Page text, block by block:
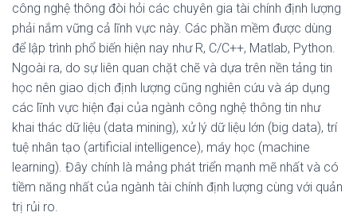
công nghệ thông đòi hỏi các chuyên gia tài chính định lượng
phải nắm vững cả lĩnh vực này. Các phần mềm được dùng
để lập trình phổ biến hiện nay như R, C/C++, Matlab, Python.
Ngoài ra, do sự liên quan chặt chẽ và dựa trên nền tảng tin
học nên giao dịch định lượng cũng nghiên cứu và áp dụng
các lĩnh vực hiện đại của ngành công nghệ thông tin như
khai thác dữ liệu (data mining), xử lý dữ liệu lớn (big data), trí
tuệ nhân tạo (artificial intelligence), máy học (machine
learning). Đây chính là mảng phát triển mạnh mẽ nhất và có
tiềm năng nhất của ngành tài chính định lượng cùng với quản
trị rủi ro.